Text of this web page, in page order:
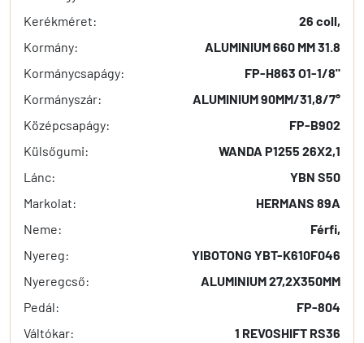
Kerékméret:
26 coll,
Kormány:
ALUMINIUM 660 MM 31.8
Kormánycsapágy:
FP-H863 O1-1/8"
Kormányszár:
ALUMINIUM 90MM/31,8/7°
Középcsapágy:
FP-B902
Külsőgumi:
WANDA P1255 26X2,1
Lánc:
YBN S50
Markolat:
HERMANS 89A
Neme:
Férfi,
Nyereg:
YIBOTONG YBT-K610F046
Nyeregcső:
ALUMINIUM 27,2X350MM
Pedál:
FP-804
Váltókar:
1 REVOSHIFT RS36